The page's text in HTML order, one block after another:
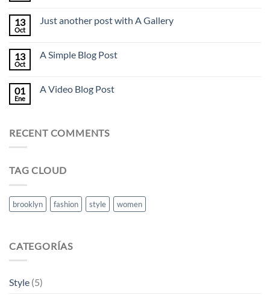
13
Oct
Just another post with A Gallery
13
Oct
A Simple Blog Post
01
Ene
A Video Blog Post
RECENT COMMENTS
TAG CLOUD
brooklyn fashion style women
CATEGORÍAS
Style (5)